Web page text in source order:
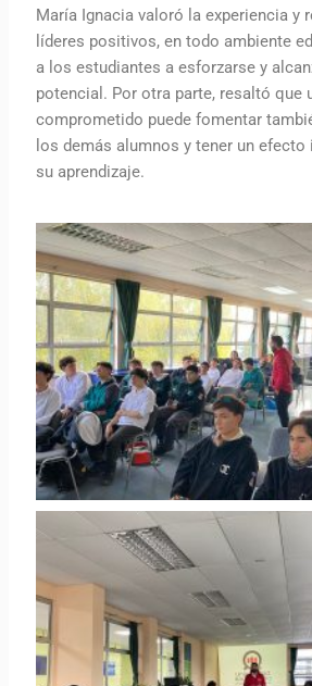
María Ignacia valoró la experiencia y
líderes positivos, en todo ambiente
a los estudiantes a esforzarse y
potencial. Por otra parte, resaltó que
comprometido puede fomentar
los demás alumnos y tener un
su aprendizaje.